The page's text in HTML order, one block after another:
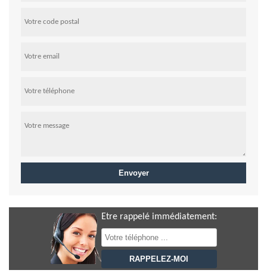
Etre rappelé immédiatement: